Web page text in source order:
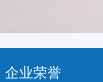
企业荣誉